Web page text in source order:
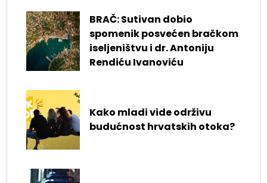
BRAČ: Sutivan dobio
spomenik posvećen bračkom
iseljeništvu i dr. Antoniju
Rendiću Ivanoviću
Kako mladi vide održivu
budućnost hrvatskih otoka?